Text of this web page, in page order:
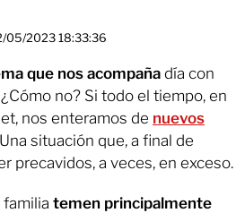
05/2023 18:33:36
que nos acompaña día con
no? Si todo el tiempo, en
nos enteramos de nuevos
situación que, a final de
precavidos, a veces, en exceso.
familia temen principalmente